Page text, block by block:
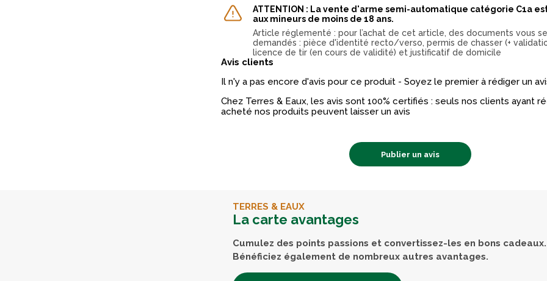
ATTENTION : La vente d'arme semi-automatique catégorie C1a
aux mineurs de moins de 18 ans.
Article réglementé : pour l’achat de cet article, des documents vous
demandés : pièce d'identité recto/verso, permis de chasser (+
licence de tir (en cours de validité) et justificatif de domicile
Avis clients
Il n'y a pas encore d'avis pour ce produit - Soyez le premier à rédiger un
Chez Terres & Eaux, les avis sont 100% certifiés : seuls nos clients ayant
acheté nos produits peuvent laisser un avis
Publier un avis
TERRES & EAUX
La carte avantages
Cumulez des points passions et convertissez-les en bons cadeaux.
Bénéficiez également de nombreux autres avantages.